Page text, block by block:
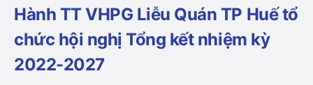
Hành TT VHPG Liễu Quán TP Huế tổ
chức hội nghị Tổng kết nhiệm kỳ
2022-2027